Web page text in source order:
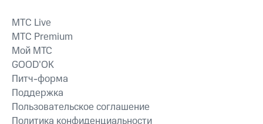
MTС Live
MTС Premium
Мой МТС
GOOD’OK
Питч-форма
Поддержка
Пользовательское соглашение
Политика конфиденциальности